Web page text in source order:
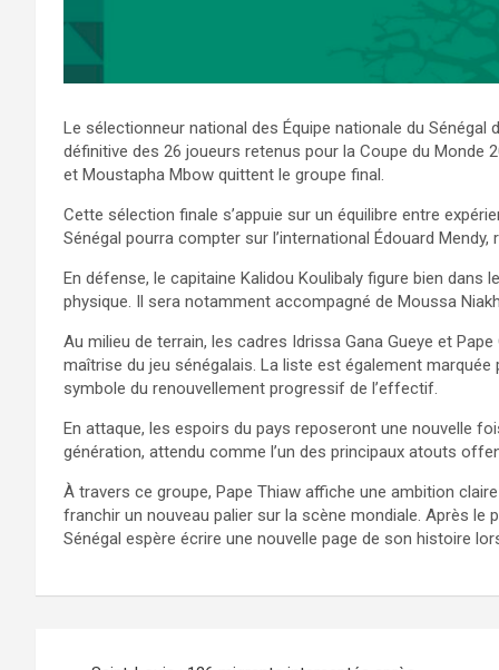
Le sélectionneur national des Équipe nationale du
définitive des 26 joueurs retenus pour la Coupe du Monde
et Moustapha Mbow quittent le groupe final.
Cette sélection finale s’appuie sur un équilibre entre
Sénégal pourra compter sur l’international Édouard
En défense, le capitaine Kalidou Koulibaly figure bien
physique. Il sera notamment accompagné de Moussa
Au milieu de terrain, les cadres Idrissa Gana Gueye et
maîtrise du jeu sénégalais. La liste est également
symbole du renouvellement progressif de l’effectif.
En attaque, les espoirs du pays reposeront une nouvelle
génération, attendu comme l’un des principaux atouts
À travers ce groupe, Pape Thiaw affiche une ambition
franchir un nouveau palier sur la scène mondiale. Après le
Sénégal espère écrire une nouvelle page de son histoire